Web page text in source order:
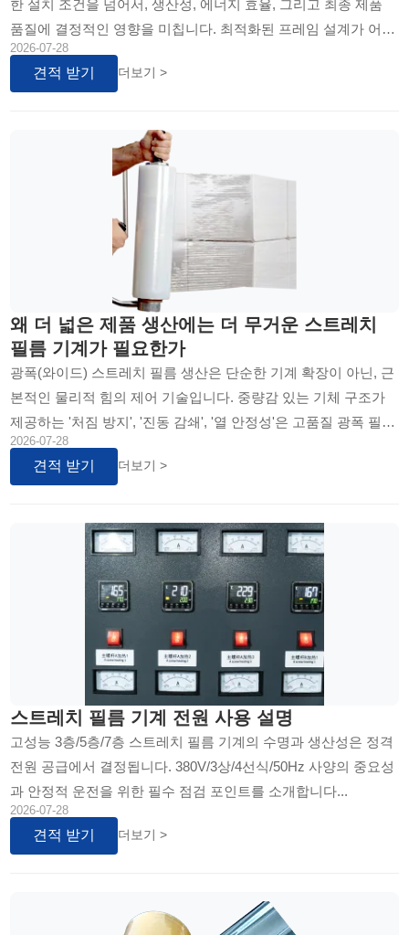
한 설치 조건을 넘어서, 생산성, 에너지 효율, 그리고 최종 제품
품질에 결정적인 영향을 미칩니다. 최적화된 프레임 설계가 어떻
게 공장의 귀중한 공간을 효율적으로 활용하고, 기계 안정성과
냉각 성능을 동시에 확보하여 생산성을 극대화하는지에 대해 설
2026-07-28
견적 받기 더보기 >
왜 더 넓은 제품 생산에는 더 무거운 스트레치
필름 기계가 필요한가
광폭(와이드) 스트레치 필름 생산은 단순한 기계 확장이 아닌, 근
본적인 물리적 힘의 제어 기술입니다. 중량감 있는 기체 구조가
제공하는 '처짐 방지', '진동 감쇄', '열 안정성'은 고품질 광폭 필름
의 생명선입니다. 본 기사에서는 광폭 스트레치 필름 생산에 필
수적인 고급 냉각 시스템, 중량 기계 구조, 그리고 열 관리의 중요
2026-07-28
견적 받기 더보기 >
스트레치 필름 기계 전원 사용 설명
고성능 3층/5층/7층 스트레치 필름 기계의 수명과 생산성은 정격
전원 공급에서 결정됩니다. 380V/3상/4선식/50Hz 사양의 중요성
과 안정적 운전을 위한 필수 점검 포인트를 소개합니다...
2026-07-28
견적 받기 더보기 >